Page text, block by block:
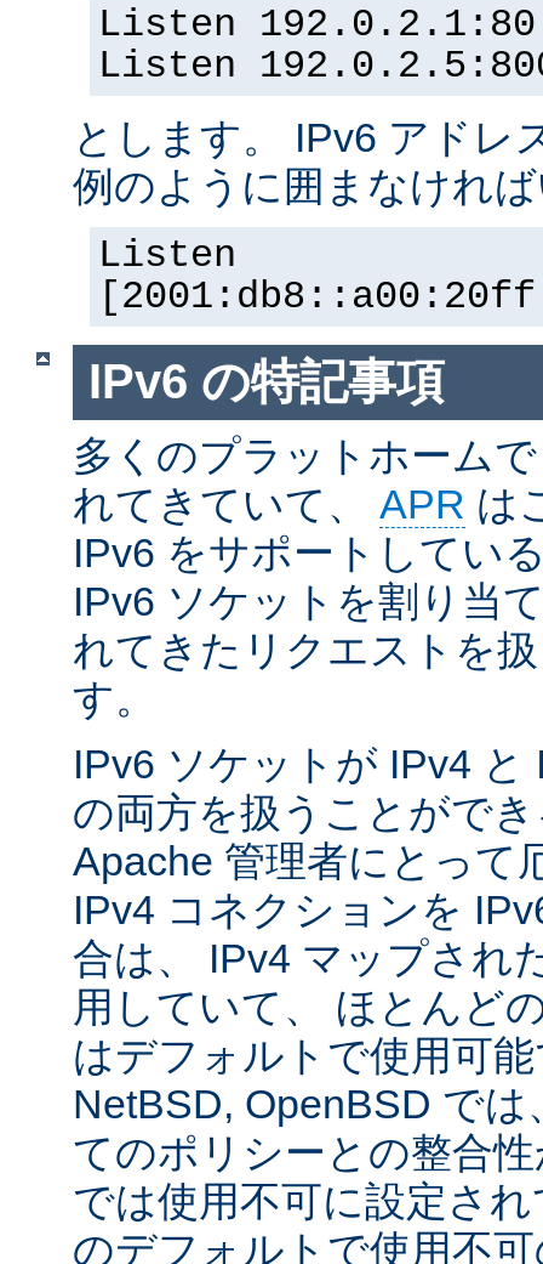
Listen 192.0.2.1:80
Listen
とします。 IPv6 アドレ
例のように囲まなけれ
Listen
IPv6 の特記事項
多くのプラットホーム
れてきていて、 APR は
IPv6 をサポートしてい
IPv6 ソケットを割り当
れてきたリクエストを
す。
IPv6 ソケットが IPv4
の両方を扱うことがで
Apache 管理者にとって
IPv4 コネクションを
合は、 IPv4 マップされ
用していて、 ほとんど
はデフォルトで使用可
NetBSD, OpenBSD で
てのポリシーとの整合
では使用不可に設定さ
のデフォルトで使用不